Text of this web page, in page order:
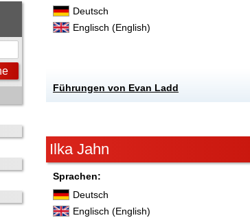
Deutsch
Englisch (English)
Führungen von Evan Ladd
Ilka Jahn
Sprachen:
Deutsch
Englisch (English)